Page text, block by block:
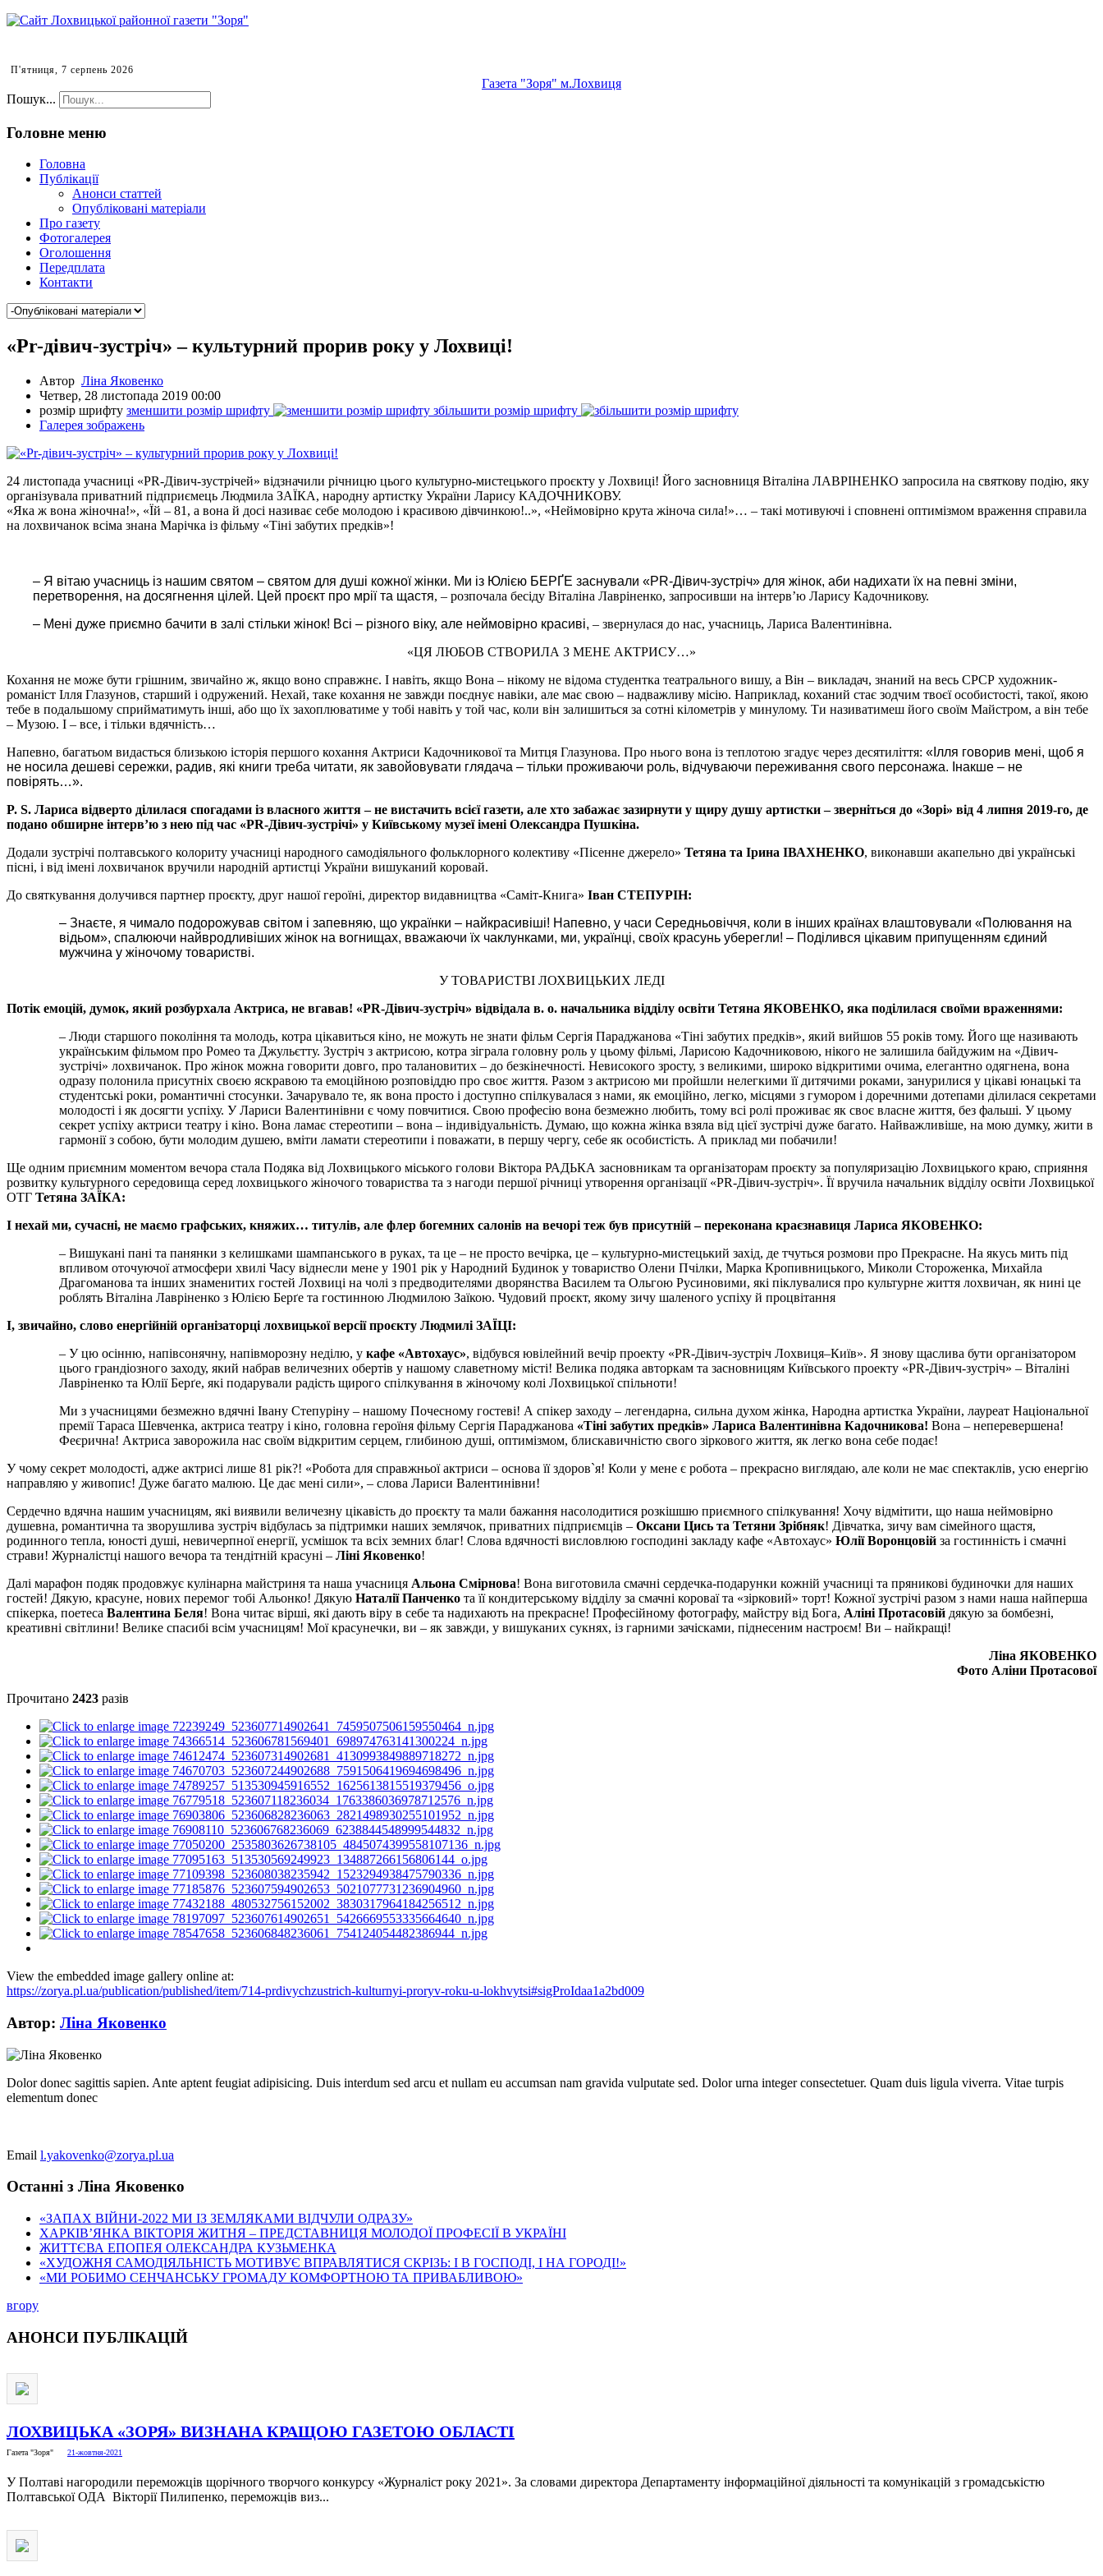
П'ятниця, 7 серпень 2026
Газета "Зоря" м.Лохвиця
Пошук...
Головне меню
Головна
Публікації
Анонси статтей
Опубліковані матеріали
Про газету
Фотогалерея
Оголошення
Передплата
Контакти
«Pr-дівич-зустріч» – культурний прорив року у Лохвиці!
Автор Ліна Яковенко
Четвер, 28 листопада 2019 00:00
розмір шрифту зменшити розмір шрифту
збільшити розмір шрифту
Галерея зображень
24 листопада учасниці «PR-Дівич-зустрічей» відзначили річницю цього культурно-мистецького проєкту у Лохвиці! Його засновниця Віталіна ЛАВРІНЕНКО запросила на святкову подію, яку
організувала приватний підприємець Людмила ЗАЇКА, народну артистку України Ларису КАДОЧНИКОВУ.
«Яка ж вона жіночна!», «Їй – 81, а вона й досі називає себе молодою і красивою дівчинкою!..», «Неймовірно крута жіноча сила!»… – такі мотивуючі і сповнені оптимізмом враження справила
на лохвичанок всіма знана Марічка із фільму «Тіні забутих предків»!
– Я вітаю учасниць із нашим святом – святом для душі кожної жінки. Ми із Юлією БЕРҐЕ заснували «PR-Дівич-зустріч» для жінок, аби надихати їх на певні зміни,
перетворення, на досягнення цілей. Цей проєкт про мрії та щастя, – розпочала бесіду Віталіна Лавріненко, запросивши на інтерв’ю Ларису Кадочникову.
– Мені дуже приємно бачити в залі стільки жінок! Всі – різного віку, але неймовірно красиві, – звернулася до нас, учасниць, Лариса Валентинівна.
«ЦЯ ЛЮБОВ СТВОРИЛА З МЕНЕ АКТРИСУ…»
Кохання не може бути грішним, звичайно ж, якщо воно справжнє. І навіть, якщо Вона – нікому не відома студентка театрального вишу, а Він – викладач, знаний на весь СРСР художник-
романіст Ілля Глазунов, старший і одружений. Нехай, таке кохання не завжди поєднує навіки, але має свою – надважливу місію. Наприклад, коханий стає зодчим твоєї особистості, такої, якою
тебе в подальшому сприйматимуть інші, або що їх захоплюватиме у тобі навіть у той час, коли він залишиться за сотні кілометрів у минулому. Ти називатимеш його своїм Майстром, а він тебе
– Музою. І – все, і тільки вдячність…
Напевно, багатьом видасться близькою історія першого кохання Актриси Кадочникової та Митця Глазунова. Про нього вона із теплотою згадує через десятиліття: «Ілля говорив мені, щоб я
не носила дешеві сережки, радив, які книги треба читати, як завойовувати глядача – тільки проживаючи роль, відчуваючи переживання свого персонажа. Інакше – не
повірять…».
P. S. Лариса відверто ділилася спогадами із власного життя – не вистачить всієї газети, але хто забажає зазирнути у щиру душу артистки – зверніться до «Зорі» від 4 липня 2019-го, де
подано обширне інтерв’ю з нею під час «PR-Дівич-зустрічі» у Київському музеї імені Олександра Пушкіна.
Додали зустрічі полтавського колориту учасниці народного самодіяльного фольклорного колективу «Пісенне джерело» Тетяна та Ірина ІВАХНЕНКО, виконавши акапельно дві українські
пісні, і від імені лохвичанок вручили народній артистці України вишуканий коровай.
До святкування долучився партнер проєкту, друг нашої героїні, директор видавництва «Саміт-Книга» Іван СТЕПУРІН:
– Знаєте, я чимало подорожував світом і запевняю, що українки – найкрасивіші! Напевно, у часи Середньовіччя, коли в інших країнах влаштовували «Полювання на
відьом», спалюючи найвродливіших жінок на вогнищах, вважаючи їх чаклунками, ми, українці, своїх красунь уберегли! – Поділився цікавим припущенням єдиний
мужчина у жіночому товаристві.
У ТОВАРИСТВІ ЛОХВИЦЬКИХ ЛЕДІ
Потік емоцій, думок, який розбурхала Актриса, не вгавав! «PR-Дівич-зустріч» відвідала в. о. начальника відділу освіти Тетяна ЯКОВЕНКО, яка поділилася своїми враженнями:
– Люди старшого покоління та молодь, котра цікавиться кіно, не можуть не знати фільм Сергія Параджанова «Тіні забутих предків», який вийшов 55 років тому. Його ще називають
українським фільмом про Ромео та Джульєтту. Зустріч з актрисою, котра зіграла головну роль у цьому фільмі, Ларисою Кадочниковою, нікого не залишила байдужим на «Дівич-
зустрічі» лохвичанок. Про жінок можна говорити довго, про талановитих – до безкінечності. Невисокого зросту, з великими, широко відкритими очима, елегантно одягнена, вона
одразу полонила присутніх своєю яскравою та емоційною розповіддю про своє життя. Разом з актрисою ми пройшли нелегкими її дитячими роками, занурилися у цікаві юнацькі та
студентські роки, романтичні стосунки. Зачарувало те, як вона просто і доступно спілкувалася з нами, як емоційно, легко, місцями з гумором і доречними дотепами ділилася секретами
молодості і як досягти успіху. У Лариси Валентинівни є чому повчитися. Свою професію вона безмежно любить, тому всі ролі проживає як своє власне життя, без фальші. У цьому
секрет успіху актриси театру і кіно. Вона ламає стереотипи – вона – індивідуальність. Думаю, що кожна жінка взяла від цієї зустрічі дуже багато. Найважливіше, на мою думку, жити в
гармонії з собою, бути молодим душею, вміти ламати стереотипи і поважати, в першу чергу, себе як особистість. А приклад ми побачили!
Ще одним приємним моментом вечора стала Подяка від Лохвицького міського голови Віктора РАДЬКА засновникам та організаторам проєкту за популяризацію Лохвицького краю, сприяння
розвитку культурного середовища серед лохвицького жіночого товариства та з нагоди першої річниці утворення організації «PR-Дівич-зустріч». Її вручила начальник відділу освіти Лохвицької
ОТГ Тетяна ЗАЇКА:
І нехай ми, сучасні, не маємо графських, княжих… титулів, але флер богемних салонів на вечорі теж був присутній – переконана краєзнавиця Лариса ЯКОВЕНКО:
– Вишукані пані та панянки з келишками шампанського в руках, та це – не просто вечірка, це – культурно-мистецький захід, де тчуться розмови про Прекрасне. На якусь мить під
впливом оточуючої атмосфери хвилі Часу віднесли мене у 1901 рік у Народний Будинок у товариство Олени Пчілки, Марка Кропивницького, Миколи Стороженка, Михайла
Драгоманова та інших знаменитих гостей Лохвиці на чолі з предводителями дворянства Василем та Ольгою Русиновими, які піклувалися про культурне життя лохвичан, як нині це
роблять Віталіна Лавріненко з Юлією Берґе та гостинною Людмилою Заїкою. Чудовий проєкт, якому зичу шаленого успіху й процвітання
І, звичайно, слово енергійній організаторці лохвицької версії проєкту Людмилі ЗАЇЦІ:
– У цю осінню, напівсонячну, напівморозну неділю, у кафе «Автохаус», відбувся ювілейний вечір проекту «PR-Дівич-зустріч Лохвиця–Київ». Я знову щаслива бути організатором
цього грандіозного заходу, який набрав величезних обертів у нашому славетному місті! Велика подяка авторкам та засновницям Київського проекту «PR-Дівич-зустріч» – Віталіні
Лавріненко та Юлії Берґе, які подарували радість щирого спілкування в жіночому колі Лохвицької спільноти!
Ми з учасницями безмежно вдячні Івану Степуріну – нашому Почесному гостеві! А спікер заходу – легендарна, сильна духом жінка, Народна артистка України, лауреат Національної
премії Тараса Шевченка, актриса театру і кіно, головна героїня фільму Сергія Параджанова «Тіні забутих предків» Лариса Валентинівна Кадочникова! Вона – неперевершена!
Феєрична! Актриса заворожила нас своїм відкритим серцем, глибиною душі, оптимізмом, блискавичністю свого зіркового життя, як легко вона себе подає!
У чому секрет молодості, адже актрисі лише 81 рік?! «Робота для справжньої актриси – основа її здоров`я! Коли у мене є робота – прекрасно виглядаю, але коли не має спектаклів, усю енергію
направляю у живопис! Дуже багато малюю. Це дає мені сили», – слова Лариси Валентинівни!
Сердечно вдячна нашим учасницям, які виявили величезну цікавість до проєкту та мали бажання насолодитися розкішшю приємного спілкування! Хочу відмітити, що наша неймовірно
душевна, романтична та зворушлива зустріч відбулась за підтримки наших землячок, приватних підприємців – Оксани Цись та Тетяни Зрібняк! Дівчатка, зичу вам сімейного щастя,
родинного тепла, юності душі, невичерпної енергії, усмішок та всіх земних благ! Слова вдячності висловлюю господині закладу кафе «Автохаус» Юлії Воронцовій за гостинність і смачні
страви! Журналістці нашого вечора та тендітній красуні – Ліні Яковенко!
Далі марафон подяк продовжує кулінарна майстриня та наша учасниця Альона Смірнова! Вона виготовила смачні сердечка-подарунки кожній учасниці та пряникові будиночки для наших
гостей! Дякую, красуне, нових перемог тобі Альонко! Дякую Наталії Панченко та її кондитерському відділу за смачні короваї та «зірковий» торт! Кожної зустрічі разом з нами наша найперша
спікерка, поетеса Валентина Беля! Вона читає вірші, які дають віру в себе та надихають на прекрасне! Професійному фотографу, майстру від Бога, Аліні Протасовій дякую за бомбезні,
креативні світлини! Велике спасибі всім учасницям! Мої красунечки, ви – як завжди, у вишуканих сукнях, із гарними зачісками, піднесеним настроєм! Ви – найкращі!
Ліна ЯКОВЕНКО
Фото Аліни Протасової
Прочитано 2423 разів
View the embedded image gallery online at:
https://zorya.pl.ua/publication/published/item/714-prdivychzustrich-kulturnyi-proryv-roku-u-lokhvytsi#sigProIdaa1a2bd009
Автор: Ліна Яковенко
Dolor donec sagittis sapien. Ante aptent feugiat adipisicing. Duis interdum sed arcu et nullam eu accumsan nam gravida vulputate sed. Dolor urna integer consectetuer. Quam duis ligula viverra. Vitae turpis
elementum donec
Email l.yakovenko@zorya.pl.ua
Останні з Ліна Яковенко
«ЗАПАХ ВІЙНИ-2022 МИ ІЗ ЗЕМЛЯКАМИ ВІДЧУЛИ ОДРАЗУ»
ХАРКІВ’ЯНКА ВІКТОРІЯ ЖИТНЯ – ПРЕДСТАВНИЦЯ МОЛОДОЇ ПРОФЕСІЇ В УКРАЇНІ
ЖИТТЄВА ЕПОПЕЯ ОЛЕКСАНДРА КУЗЬМЕНКА
«ХУДОЖНЯ САМОДІЯЛЬНІСТЬ МОТИВУЄ ВПРАВЛЯТИСЯ СКРІЗЬ: І В ГОСПОДІ, І НА ГОРОДІ!»
«МИ РОБИМО СЕНЧАНСЬКУ ГРОМАДУ КОМФОРТНОЮ ТА ПРИВАБЛИВОЮ»
вгору
АНОНСИ ПУБЛІКАЦІЙ
ЛОХВИЦЬКА «ЗОРЯ» ВИЗНАНА КРАЩОЮ ГАЗЕТОЮ ОБЛАСТІ
Газета "Зоря" 21-жовтня-2021
У Полтаві нагородили переможців щорічного творчого конкурсу «Журналіст року 2021». За словами директора Департаменту інформаційної діяльності та комунікацій з громадськістю
Полтавської ОДА Вікторії Пилипенко, переможців виз...